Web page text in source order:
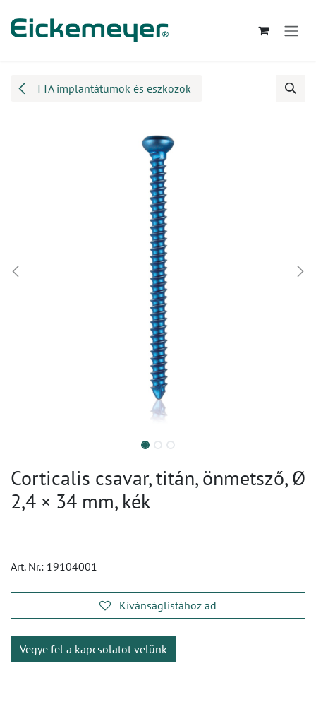
TTA implantátumok és eszközök
Corticalis csavar, titán, önmetsző, Ø
2,4 × 34 mm, kék
Art. Nr.: 19104001
Kívánságlistához ad
Vegye fel a kapcsolatot velünk